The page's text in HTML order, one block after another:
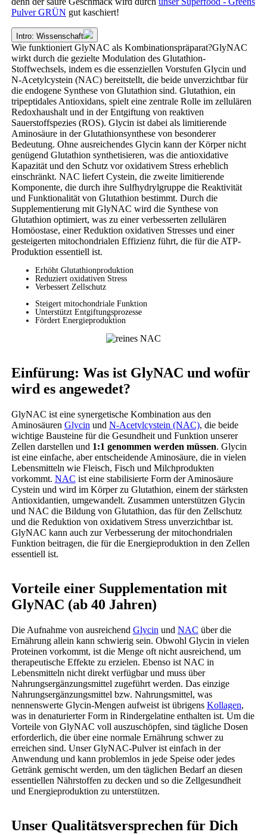
Pulver GRÜN gut kaschiert!
Intro: Wissenschaft
Wie funktioniert GlyNAC als Kombinationspräparat?GlyNAC
wirkt durch die gezielte Modulation des Glutathion-
Stoffwechsels, indem es die essenziellen Vorstufen Glycin und
N-Acetylcystein (NAC) bereitstellt, die beide unverzichtbar für
die endogene Synthese von Glutathion sind. Glutathion, ein
tripeptidales Antioxidans, spielt eine zentrale Rolle im zellulären
Redoxhaushalt und in der Entgiftung von reaktiven
Sauerstoffspezies (ROS). Glycin ist dabei als limitierende
Aminosäure in der Glutathionsynthese von besonderer
Bedeutung. Ohne ausreichendes Glycin kann der Körper nicht
genügend Glutathion synthetisieren, was die antioxidative
Kapazität und den Schutz vor oxidativem Stress erheblich
einschränkt. NAC liefert Cystein, die zweite limitierende
Komponente, die durch ihre Sulfhydrylgruppe die Reaktivität
und Funktionalität von Glutathion bestimmt. Durch die
Supplementierung mit GlyNAC wird die Synthese von
Glutathion optimiert, was zu einer verbesserten zellulären
Homöostase, einer Reduktion oxidativen Stresses und einer
gesteigerten mitochondrialen Effizienz führt, die für die ATP-
Produktion essentiell ist.
Erhöht Glutathionproduktion
Reduziert oxidativen Stress
Verbessert Zellschutz
Steigert mitochondriale Funktion
Unterstützt Entgiftungsprozesse
Fördert Energieproduktion
Einfürung: Was ist GlyNAC und wofür
wird es angewedet?
GlyNAC ist eine synergetische Kombination aus den
Aminosäuren Glycin und N-Acetylcystein (NAC), die beide
wichtige Bausteine für die Gesundheit und Funktion unserer
Zellen darstellen und 1:1 genommen werden müssen. Glycin
ist eine einfache, aber entscheidende Aminosäure, die in vielen
Lebensmitteln wie Fleisch, Fisch und Milchprodukten
vorkommt. NAC ist eine stabilisierte Form der Aminosäure
Cystein und wird im Körper zu Glutathion, einem der stärksten
Antioxidantien, umgewandelt. Zusammen unterstützen Glycin
und NAC die Bildung von Glutathion, das für den Zellschutz
und die Reduktion von oxidativem Stress unverzichtbar ist.
GlyNAC kann auch zur Verbesserung der mitochondrialen
Funktion beitragen, die für die Energieproduktion in den Zellen
essentiell ist.
Vorteile einer Supplementation mit
GlyNAC (ab 40 Jahren)
Die Aufnahme von ausreichend Glycin und NAC über die
Ernährung allein kann schwierig sein. Obwohl Glycin in vielen
Proteinen vorkommt, ist die Menge oft nicht ausreichend, um
therapeutische Effekte zu erzielen. Ebenso ist NAC in
Lebensmitteln nicht direkt verfügbar und muss über
Nahrungsergänzungsmittel zugeführt werden. Das einzige
Nahrungsergänzungsmittel bzw. Nahrungsmittel, was
nennenswerte Glycin-Mengen aufweist ist übrigens Kollagen,
was in denaturierter Form in Rindergelatine enthalten ist. Um die
Vorteile von GlyNAC voll auszuschöpfen, sind tägliche Dosen
erforderlich, die über eine normale Ernährung schwer zu
erreichen sind. Unser GlyNAC-Pulver ist einfach in der
Anwendung und kann problemlos in jede Speise oder jedes
Getränk gemischt werden, um den täglichen Bedarf an diesen
essentiellen Nährstoffen zu decken und so die Zellgesundheit
und Energieproduktion zu unterstützen.
Unser Qualitätsversprechen für Dich